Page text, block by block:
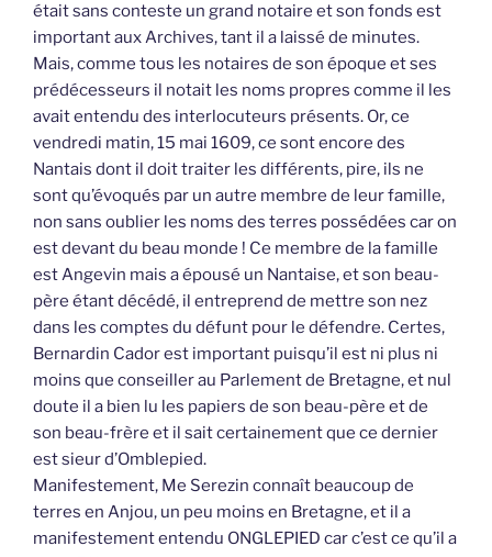
était sans conteste un grand notaire et son fonds est
important aux Archives, tant il a laissé de minutes.
Mais, comme tous les notaires de son époque et ses
prédécesseurs il notait les noms propres comme il les
avait entendu des interlocuteurs présents. Or, ce
vendredi matin, 15 mai 1609, ce sont encore des
Nantais dont il doit traiter les différents, pire, ils ne
sont qu’évoqués par un autre membre de leur famille,
non sans oublier les noms des terres possédées car on
est devant du beau monde ! Ce membre de la famille
est Angevin mais a épousé un Nantaise, et son beau-
père étant décédé, il entreprend de mettre son nez
dans les comptes du défunt pour le défendre. Certes,
Bernardin Cador est important puisqu’il est ni plus ni
moins que conseiller au Parlement de Bretagne, et nul
doute il a bien lu les papiers de son beau-père et de
son beau-frère et il sait certainement que ce dernier
est sieur d’Omblepied.
Manifestement, Me Serezin connaît beaucoup de
terres en Anjou, un peu moins en Bretagne, et il a
manifestement entendu ONGLEPIED car c’est ce qu’il a